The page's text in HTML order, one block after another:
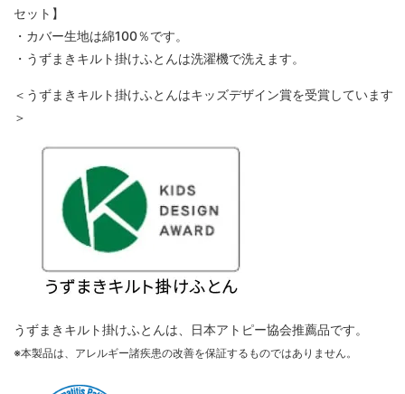
セット】
・カバー生地は綿100％です。
・うずまきキルト掛けふとんは洗濯機で洗えます。
＜うずまきキルト掛けふとんはキッズデザイン賞を受賞しています
＞
うずまきキルト掛けふとんは、日本アトピー協会推薦品です。
※本製品は、アレルギー諸疾患の改善を保証するものではありません。